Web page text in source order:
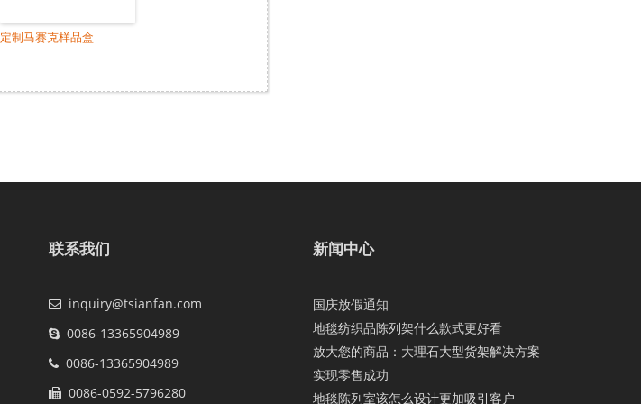
定制马赛克样品盒
联系我们
inquiry@tsianfan.com
0086-13365904989
0086-13365904989
0086-0592-5796280
新闻中心
国庆放假通知
地毯纺织品陈列架什么款式更好看
放大您的商品：大理石大型货架解决方案
实现零售成功
地毯陈列室该怎么设计更加吸引客户